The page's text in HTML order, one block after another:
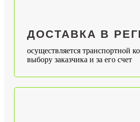
ДОСТАВКА В
осуществляется транспортной
выбору заказчика и за его счет